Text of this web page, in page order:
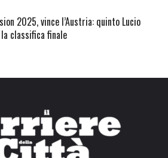
2025, vince l’Austria: quinto Lucio
classifica finale